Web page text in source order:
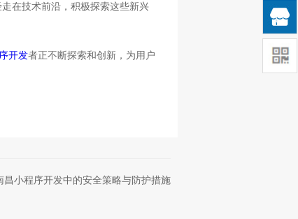
在技术前沿，积极探索这些新兴
开发者正不断探索和创新，为用户
昌小程序开发中的安全策略与防护措施
